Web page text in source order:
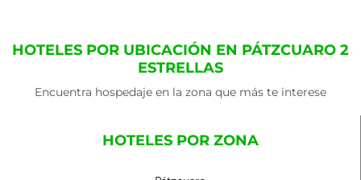
HOTELES POR UBICACIÓN EN PÁTZCUARO 2
ESTRELLAS
Encuentra hospedaje en la zona que más te interese
HOTELES POR ZONA